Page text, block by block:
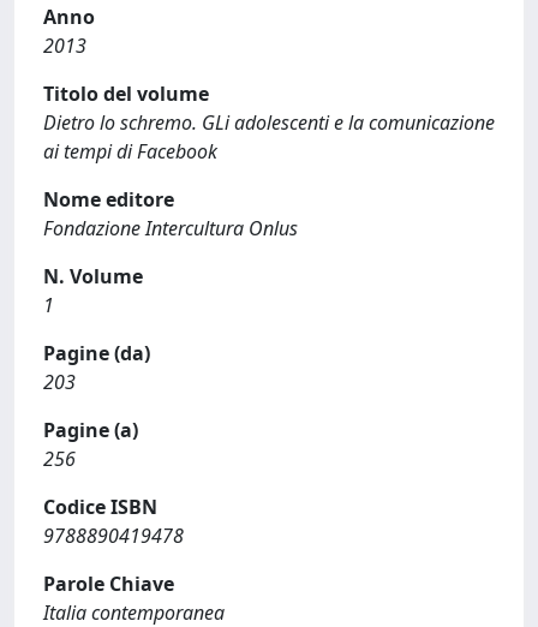
Anno
2013
Titolo del volume
Dietro lo schremo. GLi adolescenti e la comunicazione
ai tempi di Facebook
Nome editore
Fondazione Intercultura Onlus
N. Volume
1
Pagine (da)
203
Pagine (a)
256
Codice ISBN
9788890419478
Parole Chiave
Italia contemporanea